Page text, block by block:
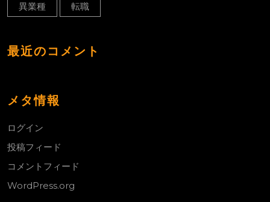
異業種 転職
最近のコメント
メタ情報
ログイン
投稿フィード
コメントフィード
WordPress.org